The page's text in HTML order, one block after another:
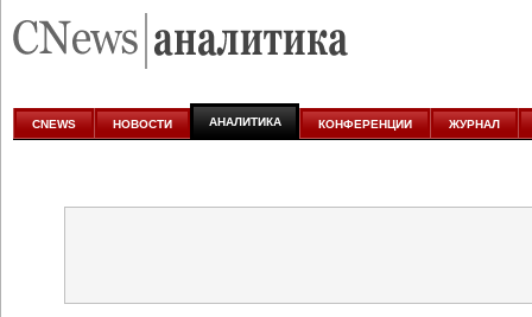
аналитике
CNEWS НОВОСТИ АНАЛИТИКА КОНФЕРЕНЦИИ ЖУРНАЛ